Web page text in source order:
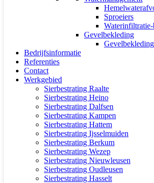
Sproeiers
Gevelbekleding
Gevelbekleding
Bedrijfsinformatie
Referenties
Contact
Werkgebied
Sierbestrating Raalte
Sierbestrating Heino
Sierbestrating Dalfsen
Sierbestrating Kampen
Sierbestrating Hattem
Sierbestrating Ijsselmuiden
Sierbestrating Berkum
Sierbestrating Wezep
Sierbestrating Nieuwleusen
Sierbestrating Oudleusen
Sierbestrating Hasselt